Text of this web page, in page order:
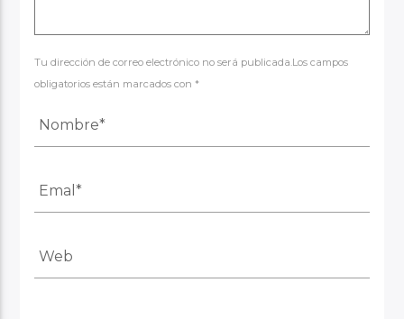
Tu dirección de correo electrónico no será publicada.Los campos
obligatorios están marcados con *